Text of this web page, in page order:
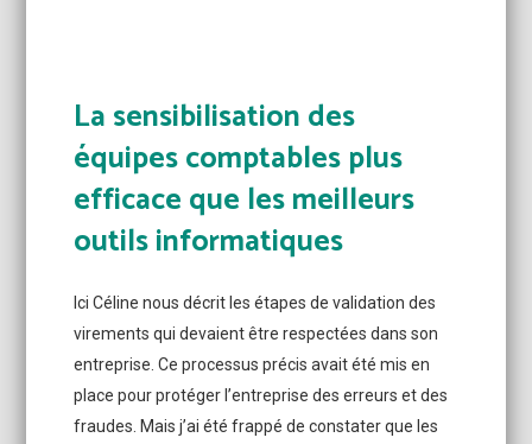
La sensibilisation des
équipes comptables plus
efficace que les meilleurs
outils informatiques
Ici Céline nous décrit les étapes de validation des
virements qui devaient être respectées dans son
entreprise. Ce processus précis avait été mis en
place pour protéger l’entreprise des erreurs et des
fraudes. Mais j’ai été frappé de constater que les